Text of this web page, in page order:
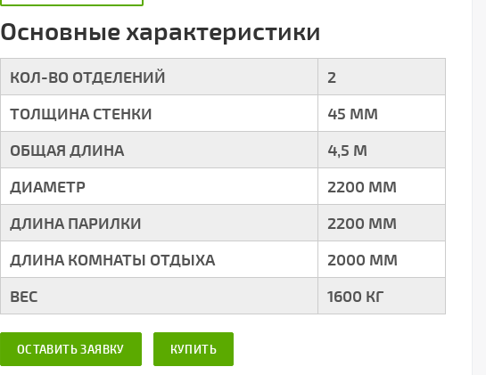
Основные характеристики
КОЛ-ВО ОТДЕЛЕНИЙ
2
ТОЛЩИНА СТЕНКИ
45 ММ
ОБЩАЯ ДЛИНА
4,5 М
ДИАМЕТР
2200 ММ
ДЛИНА ПАРИЛКИ
2200 ММ
ДЛИНА КОМНАТЫ ОТДЫХА
2000 ММ
ВЕС
1600 КГ
ОСТАВИТЬ ЗАЯВКУ КУПИТЬ